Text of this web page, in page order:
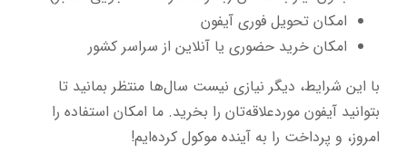
امکان تحویل فوری آیفون
امکان خرید حضوری یا آنلاین از سراسر کشور
با این شرایط، دیگر نیازی نیست سال‌ها منتظر بمانید تا
بتوانید آیفون موردعلاقه‌تان را بخرید. ما امکان استفاده را
امروز، و پرداخت را به آینده موکول کرده‌ایم!